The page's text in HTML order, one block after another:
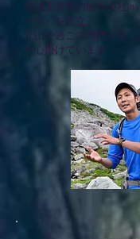
地域密着型の旅行会社
ース）を設立。
立山で過ごす時間を楽
を心掛けています。